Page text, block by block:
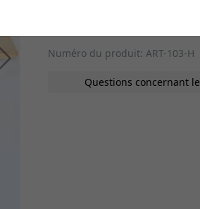
Continuer
Ajouter
Numéro du produit: ART-103-H
Questions concernant